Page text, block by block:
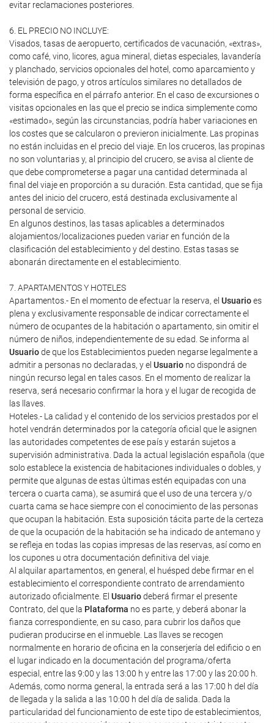
evitar reclamaciones posteriores.
6. EL PRECIO NO INCLUYE:
Visados, tasas de aeropuerto, certificados de vacunación, «extras»,
como café, vino, licores, agua mineral, dietas especiales, lavandería
y planchado, servicios opcionales del hotel, como aparcamiento y
televisión de pago, y otros artículos similares no detallados de
forma específica en el párrafo anterior. En el caso de excursiones o
visitas opcionales en las que el precio se indica simplemente como
«estimado», según las circunstancias, podría haber variaciones en
los costes que se calcularon o previeron inicialmente. Las propinas
no están incluidas en el precio del viaje. En los cruceros, las propinas
no son voluntarias y, al principio del crucero, se avisa al cliente de
que debe comprometerse a pagar una cantidad determinada al
final del viaje en proporción a su duración. Esta cantidad, que se fija
antes del inicio del crucero, está destinada exclusivamente al
personal de servicio.
En algunos destinos, las tasas aplicables a determinados
alojamientos/localizaciones pueden variar en función de la
clasificación del establecimiento y del destino. Estas tasas se
abonarán directamente en el establecimiento.
7. APARTAMENTOS Y HOTELES
Apartamentos.- En el momento de efectuar la reserva, el Usuarioes
plena y exclusivamente responsable de indicar correctamente el
número de ocupantes de la habitación o apartamento, sin omitir el
número de niños, independientemente de su edad. Se informa al
Usuariode que los Establecimientos pueden negarse legalmente a
admitir a personas no declaradas, y el Usuario no dispondrá de
ningún recurso legal en tales casos. En el momento de realizar la
reserva, será necesario confirmar la hora y el lugar de recogida de
las llaves.
Hoteles.- La calidad y el contenido de los servicios prestados por el
hotel vendrán determinados por la categoría oficial que le asignen
las autoridades competentes de ese país y estarán sujetos a
supervisión administrativa. Dada la actual legislación española (que
solo establece la existencia de habitaciones individuales o dobles, y
permite que algunas de estas últimas estén equipadas con una
tercera o cuarta cama), se asumirá que el uso de una tercera y/o
cuarta cama se hace siempre con el conocimiento de las personas
que ocupan la habitación. Esta suposición tácita parte de la certeza
de que la ocupación de la habitación se ha indicado de antemano y
se refleja en todas las copias impresas de las reservas, así como en
los cupones u otra documentación definitiva del viaje.
Al alquilar apartamentos, en general, el huésped debe firmar en el
establecimiento el correspondiente contrato de arrendamiento
autorizado oficialmente. El Usuariodeberá firmar el presente
Contrato, del que la Plataforma no es parte, y deberá abonar la
fianza correspondiente, en su caso, para cubrir los daños que
pudieran producirse en el inmueble. Las llaves se recogen
normalmente en horario de oficina en la conserjería del edificio o en
el lugar indicado en la documentación del programa/oferta
especial, entre las 9:00 y las 13:00 h y entre las 17:00 y las 20:00 h.
Además, como norma general, la entrada será a las 17:00 h del día
de llegada y la salida a las 10:00 h del día de salida. Dada la
particularidad del funcionamiento de este tipo de establecimientos,